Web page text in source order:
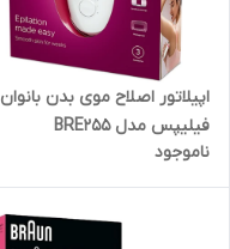
اپیلاتور اصلاح‌ موی بدن بانوان
فیلیپس مدل BRE255
ناموجود